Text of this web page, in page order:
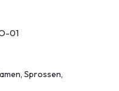
01
Sprossen,